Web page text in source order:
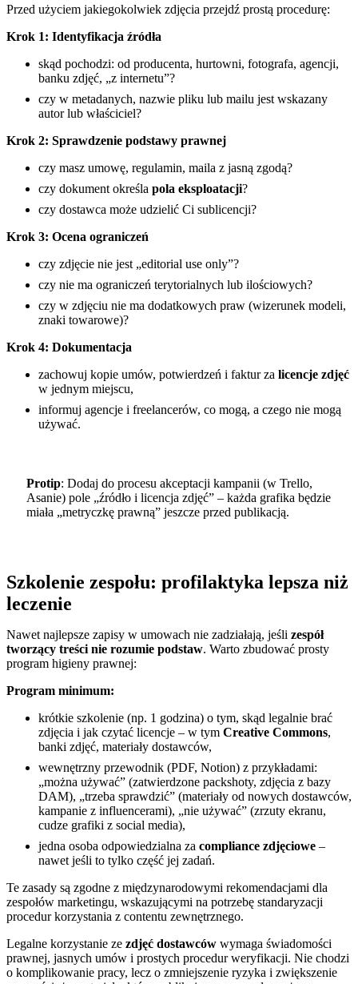
Przed użyciem jakiegokolwiek zdjęcia przejdź prostą procedurę:
Krok 1: Identyfikacja źródła
skąd pochodzi: od producenta, hurtowni, fotografa, agencji,
banku zdjęć, „z internetu”?
czy w metadanych, nazwie pliku lub mailu jest wskazany
autor lub właściciel?
Krok 2: Sprawdzenie podstawy prawnej
czy masz umowę, regulamin, maila z jasną zgodą?
czy dokument określa pola eksploatacji?
czy dostawca może udzielić Ci sublicencji?
Krok 3: Ocena ograniczeń
czy zdjęcie nie jest „editorial use only”?
czy nie ma ograniczeń terytorialnych lub ilościowych?
czy w zdjęciu nie ma dodatkowych praw (wizerunek modeli,
znaki towarowe)?
Krok 4: Dokumentacja
zachowuj kopie umów, potwierdzeń i faktur za licencje zdjęć
w jednym miejscu,
informuj agencje i freelancerów, co mogą, a czego nie mogą
używać.
Protip: Dodaj do procesu akceptacji kampanii (w Trello,
Asanie) pole „źródło i licencja zdjęć” – każda grafika będzie
miała „metryczkę prawną” jeszcze przed publikacją.
Szkolenie zespołu: profilaktyka lepsza niż
leczenie
Nawet najlepsze zapisy w umowach nie zadziałają, jeśli zespół
tworzący treści nie rozumie podstaw. Warto zbudować prosty
program higieny prawnej:
Program minimum:
krótkie szkolenie (np. 1 godzina) o tym, skąd legalnie brać
zdjęcia i jak czytać licencje – w tym Creative Commons,
banki zdjęć, materiały dostawców,
wewnętrzny przewodnik (PDF, Notion) z przykładami:
„można używać” (zatwierdzone packshoty, zdjęcia z bazy
DAM), „trzeba sprawdzić” (materiały od nowych dostawców,
kampanie z influencerami), „nie używać” (zrzuty ekranu,
cudze grafiki z social media),
jedna osoba odpowiedzialna za compliance zdjęciowe –
nawet jeśli to tylko część jej zadań.
Te zasady są zgodne z międzynarodowymi rekomendacjami dla
zespołów marketingu, wskazującymi na potrzebę standaryzacji
procedur korzystania z contentu zewnętrznego.
Legalne korzystanie ze zdjęć dostawców wymaga świadomości
prawnej, jasnych umów i prostych procedur weryfikacji. Nie chodzi
o komplikowanie pracy, lecz o zmniejszenie ryzyka i zwiększenie